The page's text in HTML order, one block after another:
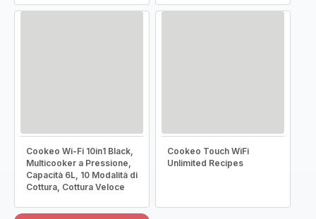
Cookeo Wi-Fi 10in1 Black,
Multicooker a Pressione,
Capacità 6L, 10 Modalità di
Cottura, Cottura Veloce
Cookeo Touch WiFi
Unlimited Recipes